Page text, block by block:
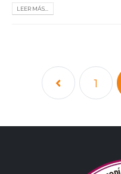
LEER MÁS...
1